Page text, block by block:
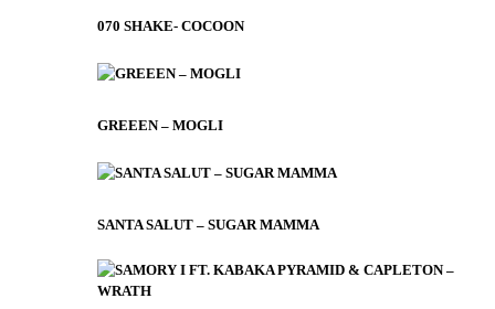
070 SHAKE- COCOON
GREEEN – MOGLI
SANTA SALUT – SUGAR MAMMA